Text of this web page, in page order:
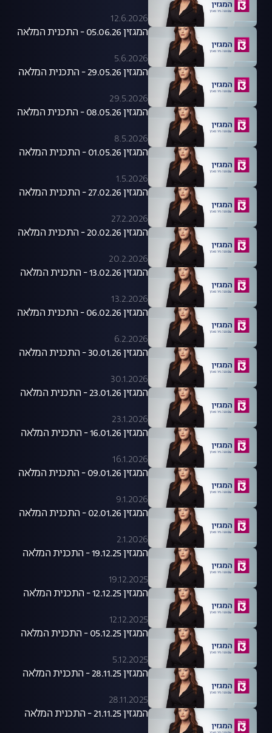
12.6.2026
המגזין 05.06.26 - התכנית המלאה
5.6.2026
המגזין 29.05.26 - התכנית המלאה
29.5.2026
המגזין 08.05.26 - התכנית המלאה
8.5.2026
המגזין 01.05.26 - התכנית המלאה
1.5.2026
המגזין 27.02.26 - התכנית המלאה
27.2.2026
המגזין 20.02.26 - התכנית המלאה
20.2.2026
המגזין 13.02.26 - התכנית המלאה
13.2.2026
המגזין 06.02.26 - התכנית המלאה
6.2.2026
המגזין 30.01.26 - התכנית המלאה
30.1.2026
המגזין 23.01.26 - התכנית המלאה
23.1.2026
המגזין 16.01.26 - התכנית המלאה
16.1.2026
המגזין 09.01.26 - התכנית המלאה
9.1.2026
המגזין 02.01.26 - התכנית המלאה
2.1.2026
המגזין 19.12.25 - התכנית המלאה
19.12.2025
המגזין 12.12.25 - התכנית המלאה
12.12.2025
המגזין 05.12.25 - התכנית המלאה
5.12.2025
המגזין 28.11.25 - התכנית המלאה
28.11.2025
המגזין 21.11.25 - התכנית המלאה